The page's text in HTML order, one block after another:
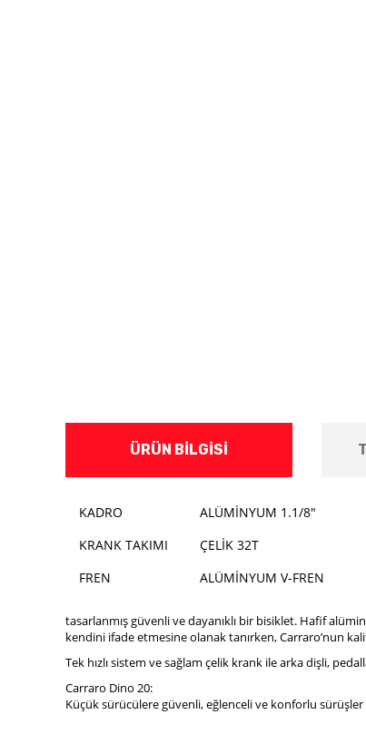
ÜRÜN BILGISI
KADRO ALÜMİNYUM 1.1/8"
KRANK TAKIMI
ÇELİK 32T
FREN
ALÜMİNYUM V-FREN
tasarlanmış güvenli ve dayanıklı bir bisiklet. Hafif
kendini ifade etmesine olanak tanırken, Carraro’nun
Tek hızlı sistem ve sağlam çelik krank ile arka dişli,
Carraro Dino 20:
Küçük sürücülere güvenli, eğlenceli ve konforlu